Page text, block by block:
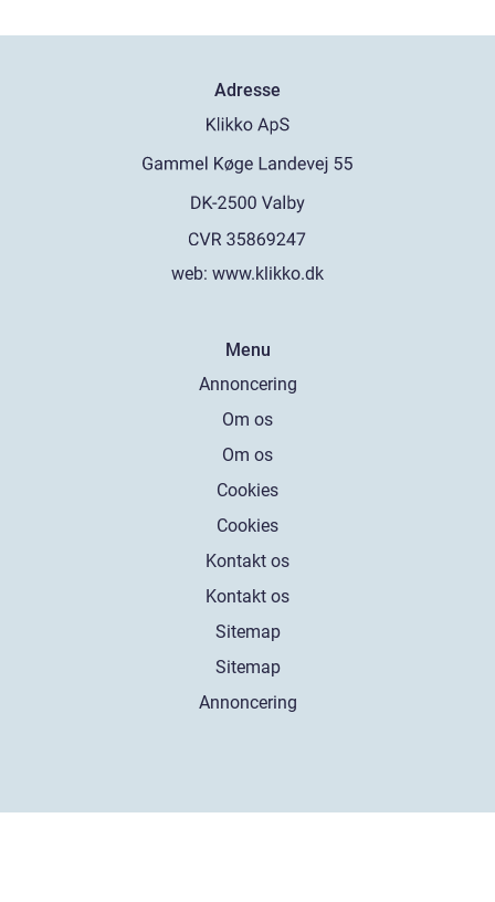
Adresse
web: www.klikko.dk
Menu
Annoncering
Om os
Om os
Cookies
Cookies
Kontakt os
Kontakt os
Sitemap
Sitemap
Annoncering